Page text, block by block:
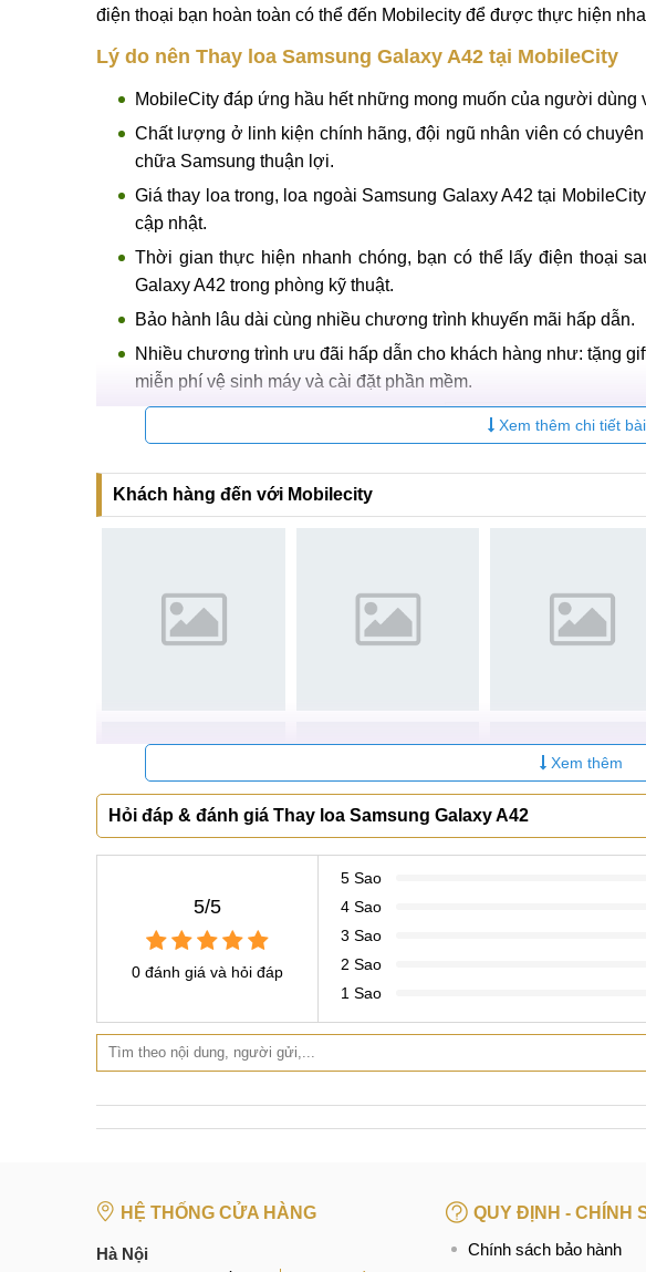
Lỗi phần cứng IC Audio Samsung Galaxy A42 ảnh hưởng đến
Samsung Galaxy A42 bị rách màng loa chính là nguyên nhân
không còn trong trẻo như lúc mua.
Do người dùng mở âm thanh lớn làm đứt dây dẫn động,
Samsung Galaxy A42 để được thay mới.
Trung tâm Mobilecity có nhiều năm kinh nghiệm được nhiều khách
điện thoại bạn hoàn toàn có thể đến Mobilecity để được thực hiện
Lý do nên Thay loa Samsung Galaxy A42 tại MobileCity
MobileCity đáp ứng hầu hết những mong muốn của người dùng
Chất lượng ở linh kiện chính hãng, đội ngũ nhân viên có
chữa Samsung thuận lợi.
Giá thay loa trong, loa ngoài Samsung Galaxy A42 tại
cập nhật.
Thời gian thực hiện nhanh chóng, bạn có thể lấy điện thoại
Bảo hành lâu dài cùng nhiều chương trình khuyến mãi hấp dẫn.
Trong phần chia sẻ trên đây chúng ta đã có thể hiểu được việc
trung tâm để được hỗ trợ nhanh chóng nhất. Rất hân hạnh được
động MobileCity Care
Tại Hà Nội
CN 1:120 Thái Hà, Q. Đống Đa
CN 3:42 Phố Vọng, Hai Bà Trưng
Hotline:
Xem thêm chi tiết bài
Hỏi đáp & đánh giá Thay loa Samsung Galaxy A42